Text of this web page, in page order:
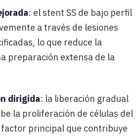
: el stent SS de bajo perfil
a través de lesiones
lo que reduce la
preparación extensa de la
dirigida: la liberación gradual
la proliferación de células del
factor principal que contribuye